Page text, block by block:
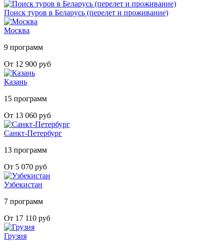
Поиск туров в Беларусь (перелет и проживание)
Москва
9 программ
От 12 900 руб
Казань
15 программ
От 13 060 руб
Санкт-Петербург
13 программ
От 5 070 руб
Узбекистан
7 программ
От 17 110 руб
Грузия